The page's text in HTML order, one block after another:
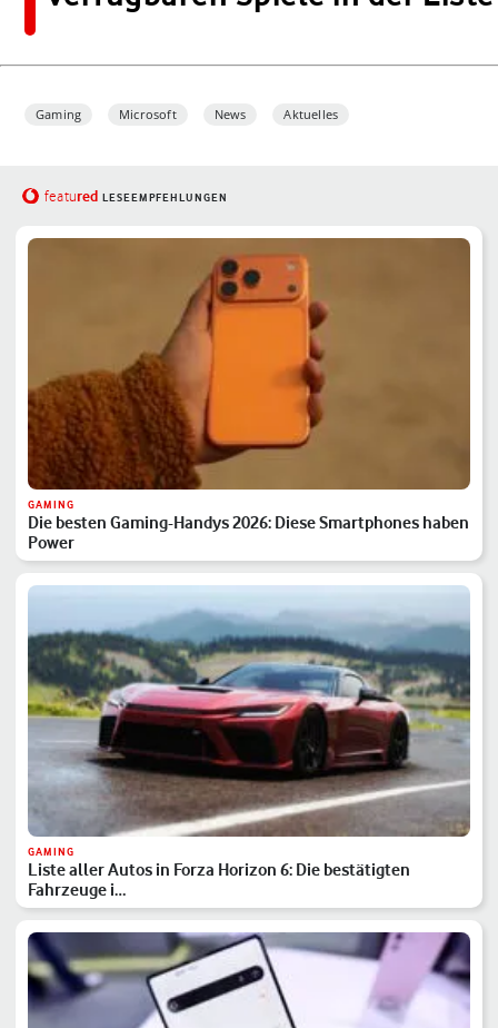
Gaming Microsoft News Aktuelles
featured LESEEMPFEHLUNGEN
GAMING
Die besten Gaming-Handys 2026: Diese Smartphones haben
Power
GAMING
Liste aller Autos in Forza Horizon 6: Die bestätigten
Fahrzeuge i…